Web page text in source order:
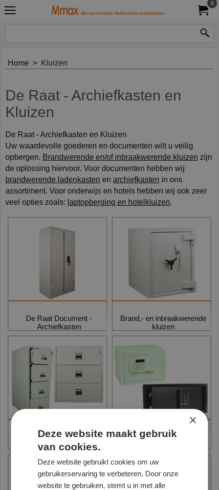
0
Home > Kluizen
De Raat - Archiefkasten en
Kluizen
De Raat - Archiefkasten en Kluizen
Uw waardevolle goederen en documenten wilt u veilig
opbergen. Brandwerende en/of inbraakwerende kluizen zijn
de oplossing hiervoor. Voor documenten hebben wij
brandwerende ladenkasten en archiefkasten in ons
assortiment. Voor onderwijs en hotels hebben wij ook zeer
veel opties zoals: laptopberging en hotelkluizen.
De Raat Document -
Archiefkasten
Brand,- en inbraakwerende
kluizen
Brandwerend ladenkasten A4
Folio
Hotelsafe Protector Leisure -
×
Deze website maakt gebruik
van cookies.
Deze website gebruikt cookies om uw
gebruikerservaring te verbeteren. Door onze
website te gebruiken, stemt u in met alle